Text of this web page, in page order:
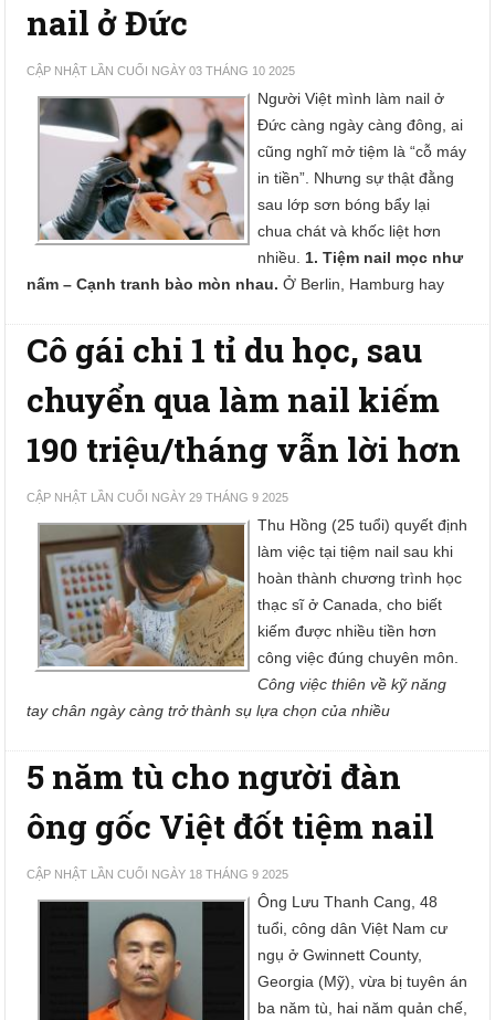
nail ở Đức
CẬP NHẬT LẦN CUỐI NGÀY 03 THÁNG 10 2025
Người Việt mình làm nail ở
Đức càng ngày càng đông, ai
cũng nghĩ mở tiệm là “cỗ máy
in tiền”. Nhưng sự thật đằng
sau lớp sơn bóng bẩy lại
chua chát và khốc liệt hơn
nhiều. 1. Tiệm nail mọc như
nấm – Cạnh tranh bào mòn nhau. Ở Berlin, Hamburg hay
Cô gái chi 1 tỉ du học, sau
chuyển qua làm nail kiếm
190 triệu/tháng vẫn lời hơn
CẬP NHẬT LẦN CUỐI NGÀY 29 THÁNG 9 2025
Thu Hồng (25 tuổi) quyết định
làm việc tại tiệm nail sau khi
hoàn thành chương trình học
thạc sĩ ở Canada, cho biết
kiếm được nhiều tiền hơn
công việc đúng chuyên môn.
Công việc thiên về kỹ năng
tay chân ngày càng trở thành sụ lựa chọn của nhiều
5 năm tù cho người đàn
ông gốc Việt đốt tiệm nail
CẬP NHẬT LẦN CUỐI NGÀY 18 THÁNG 9 2025
Ông Lưu Thanh Cang, 48
tuổi, công dân Việt Nam cư
ngụ ở Gwinnett County,
Georgia (Mỹ), vừa bị tuyên án
ba năm tù, hai năm quản chế,